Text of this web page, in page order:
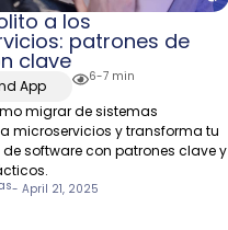
a los
patrones de
clave
App
6-7 min
migrar de sistemas
microservicios y transforma tu
software con patrones clave y
- April 21, 2025